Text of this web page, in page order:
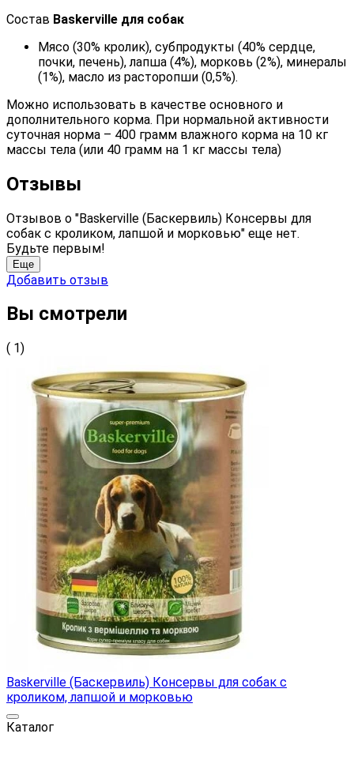
Состав Baskerville для собак
Мясо (30% кролик), субпродукты (40% сердце,
почки, печень), лапша (4%), морковь (2%), минералы
(1%), масло из расторопши (0,5%).
Можно использовать в качестве основного и
дополнительного корма. При нормальной активности
суточная норма – 400 грамм влажного корма на 10 кг
массы тела (или 40 грамм на 1 кг массы тела)
Отзывы
Отзывов о "Baskerville (Баскервиль) Консервы для
собак с кроликом, лапшой и морковью" еще нет.
Будьте первым!
Еще
Добавить отзыв
Вы смотрели
( 1)
Baskerville (Баскервиль) Консервы для собак с
кроликом, лапшой и морковью
Каталог